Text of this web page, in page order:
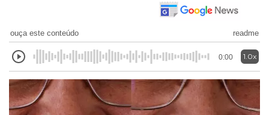
ouça este conteúdo readme
0:00 1.0x